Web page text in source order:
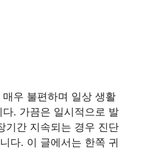
우 불편하며 일상 생활
. 가끔은 일시적으로 발
기간 지속되는 경우 진단
다. 이 글에서는 한쪽 귀